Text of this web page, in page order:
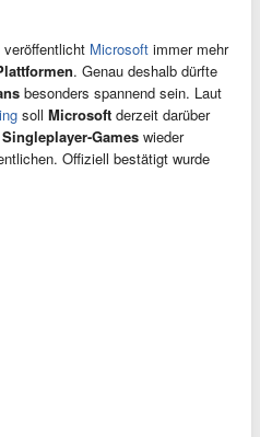
Microsoft immer mehr
. Genau deshalb dürfte
besonders spannend sein. Laut
soll Microsoft derzeit darüber
Singleplayer-Games wieder
Offiziell bestätigt wurde